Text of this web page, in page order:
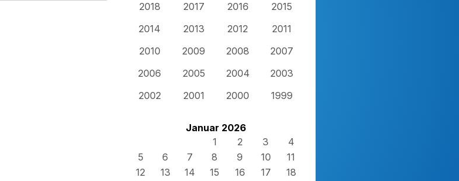
2018
2017 2016
2015
2014
2013 2012
2011
2010
2009 2008
2007
2006
2005 2004
2003
2002
2001 2000 1999
Januar 2026
1
2 3
4
5
6 7 8 9 10
11
12
13 14 15 16 17
18